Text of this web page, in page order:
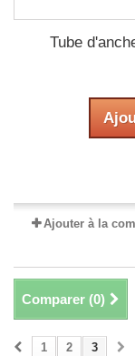
Tube
Ajouter à la
Comparer (0)
1 2 3